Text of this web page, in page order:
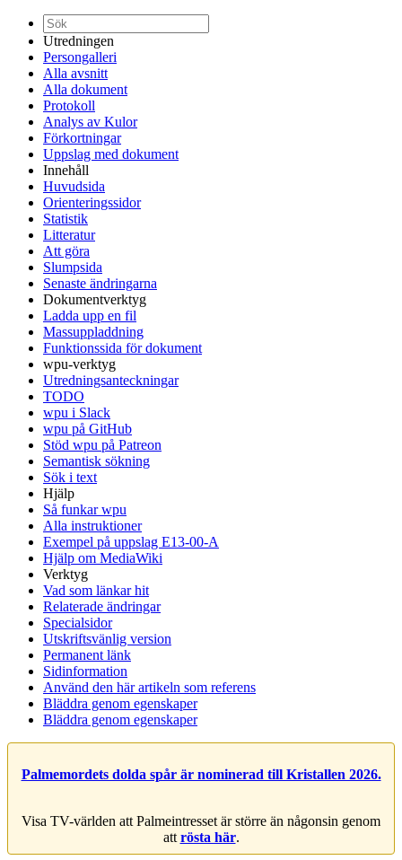
Utredningen
Persongalleri
Alla avsnitt
Alla dokument
Protokoll
Analys av Kulor
Förkortningar
Uppslag med dokument
Innehåll
Huvudsida
Orienteringssidor
Statistik
Litteratur
Att göra
Slumpsida
Senaste ändringarna
Dokumentverktyg
Ladda upp en fil
Massuppladdning
Funktionssida för dokument
wpu-verktyg
Utredningsanteckningar
TODO
wpu i Slack
wpu på GitHub
Stöd wpu på Patreon
Semantisk sökning
Sök i text
Hjälp
Så funkar wpu
Alla instruktioner
Exempel på uppslag E13-00-A
Hjälp om MediaWiki
Verktyg
Vad som länkar hit
Relaterade ändringar
Specialsidor
Utskriftsvänlig version
Permanent länk
Sidinformation
Använd den här artikeln som referens
Bläddra genom egenskaper
Bläddra genom egenskaper
Palmemordets dolda spår är nominerad till Kristallen 2026.
Visa TV-världen att Palmeintresset är större än någonsin genom
att rösta här.